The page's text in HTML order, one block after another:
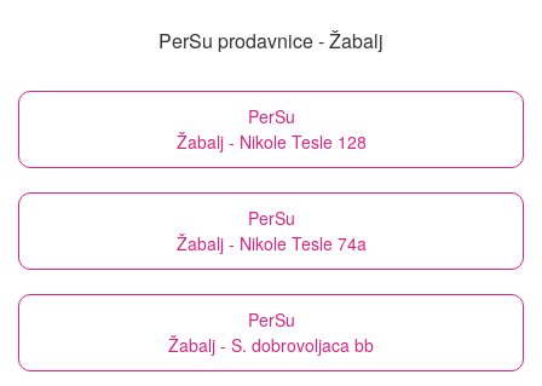
PerSu prodavnice - Žabalj
PerSu
Žabalj - Nikole Tesle 128
PerSu
Žabalj - Nikole Tesle 74a
PerSu
Žabalj - S. dobrovoljaca bb